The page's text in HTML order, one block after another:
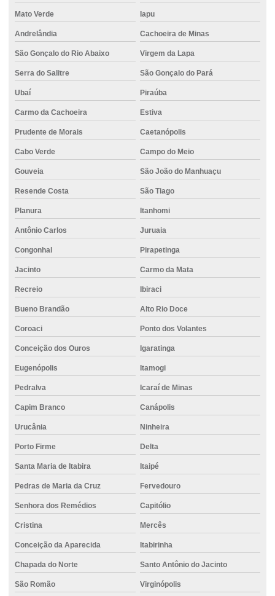
Estaca tipo hélice contínua monitorada
Estacas para fundações
Estacas para reforço de fundação
Execução estaca escavada
Execução de fundações
Execução de piso de concreto
Fabrica de concreto usinado
Fornecedor de cimento ensacado
Fornecedor de cimento portland
Fornecedor de concreto pronto
Fornecedores de concreto usinado
Fornecimento de cimento para construção de edifícios
Fornecimento de cimento para construção de parede
Fornecimento de cimento ensacado para obra
Fornecimento de cimento para obras comerciais
Fornecimento de cimento para obras de pavimentação
Fornecimento de cimento de qualidade para obras
Fornecimento de concreto armado
Fundação com controle técnico
Fundação para edifícios altos
Fundação de estaca escavada
Fundação de estaca hélice
Fundação de estaca hélice contínua
Mato Verde Iapu
Andrelândia Cachoeira de Minas
São Gonçalo do Rio Abaixo Virgem da Lapa
Serra do Salitre São Gonçalo do Pará
Ubaí Piraúba
Carmo da Cachoeira Estiva
Prudente de Morais Caetanópolis
Cabo Verde Campo do Meio
Gouveia São João do Manhuaçu
Resende Costa São Tiago
Planura Itanhomi
Antônio Carlos Juruaia
Congonhal Pirapetinga
Jacinto Carmo da Mata
Recreio Ibiraci
Bueno Brandão Alto Rio Doce
Coroaci Ponto dos Volantes
Conceição dos Ouros Igaratinga
Eugenópolis Itamogi
Pedralva Icaraí de Minas
Capim Branco Canápolis
Urucânia Ninheira
Porto Firme Delta
Santa Maria de Itabira Itaipé
Pedras de Maria da Cruz Fervedouro
Senhora dos Remédios Capitólio
Cristina Mercês
Conceição da Aparecida Itabirinha
Chapada do Norte Santo Antônio do Jacinto
São Romão Virginópolis